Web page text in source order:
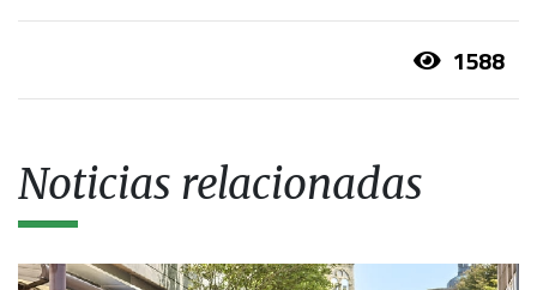
1588
Noticias relacionadas